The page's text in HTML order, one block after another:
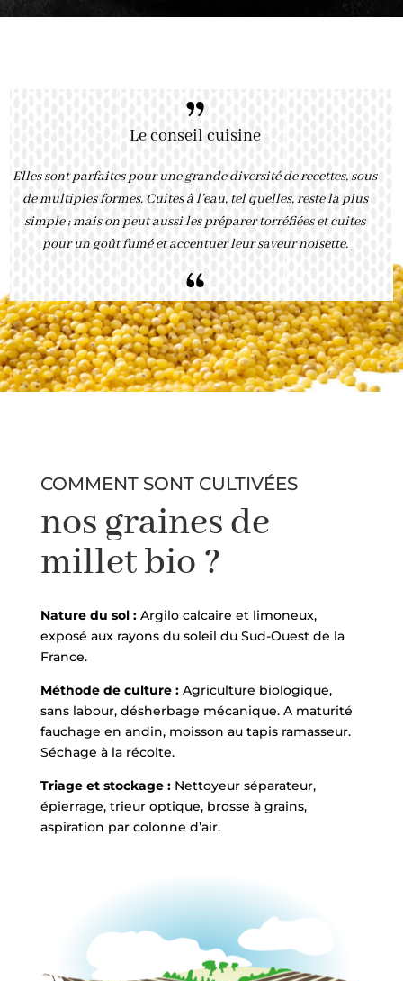
”
Le conseil cuisine
Elles sont parfaites pour une grande diversité de recettes, sous
de multiples formes. Cuites à l’eau, tel quelles, reste la plus
simple ; mais on peut aussi les préparer torréfiées et cuites
pour un goût fumé et accentuer leur saveur noisette.
“
COMMENT SONT CULTIVÉES
nos graines de
millet bio ?
Nature du sol :Argilo calcaire et limoneux,
exposé aux rayons du soleil du Sud-Ouest de la
France.
Méthode de culture :Agriculture biologique,
sans labour, désherbage mécanique. A maturité
fauchage en andin, moisson au tapis ramasseur.
Séchage à la récolte.
Triage et stockage :Nettoyeur séparateur,
épierrage, trieur optique, brosse à grains,
aspiration par colonne d’air.